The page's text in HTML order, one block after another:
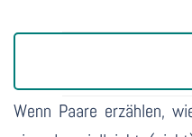
Wenn Paare erzählen,